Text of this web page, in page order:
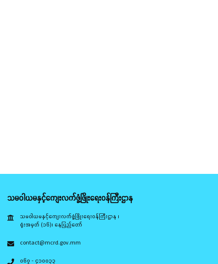
သမဝါယမနှင့်ကျေးလက်ဖွံ့ဖြိုးရေးဝန်ကြီးဌာန
သမဝါယမနှင့်ကျေးလက်ဖွံ့ဖြိုးရေးဝန်ကြီးဌာန ၊
ရုံးအမှတ် (၁၆)၊ နေပြည်တော်
contact@mcrd.gov.mm
၀၆၇ - ၄၁၀၀၃၃